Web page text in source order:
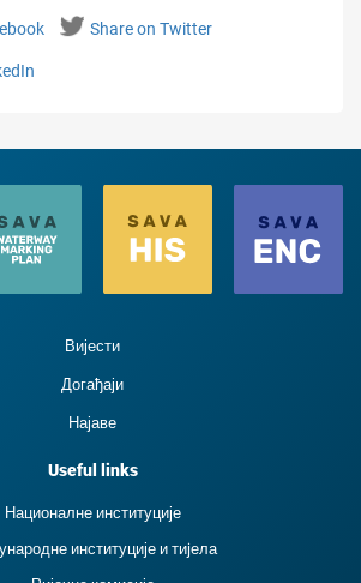
Share on Twitter
Вијести
Догађаји
Најаве
Useful links
Националне институције
институције и тиjела